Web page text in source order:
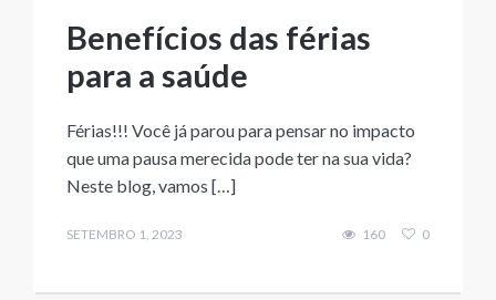
Benefícios das férias
para a saúde
Férias!!! Você já parou para pensar no impacto
que uma pausa merecida pode ter na sua vida?
Neste blog, vamos […]
SETEMBRO 1, 2023 160 0